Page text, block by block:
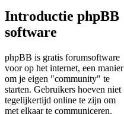
Introductie phpBB
software
phpBB is gratis forumsoftware
voor op het internet, een manier
om je eigen "community" te
starten. Gebruikers hoeven niet
tegelijkertijd online te zijn om
met elkaar te communiceren.